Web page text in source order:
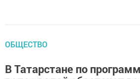
ОБЩЕСТВО
В Татарстане по